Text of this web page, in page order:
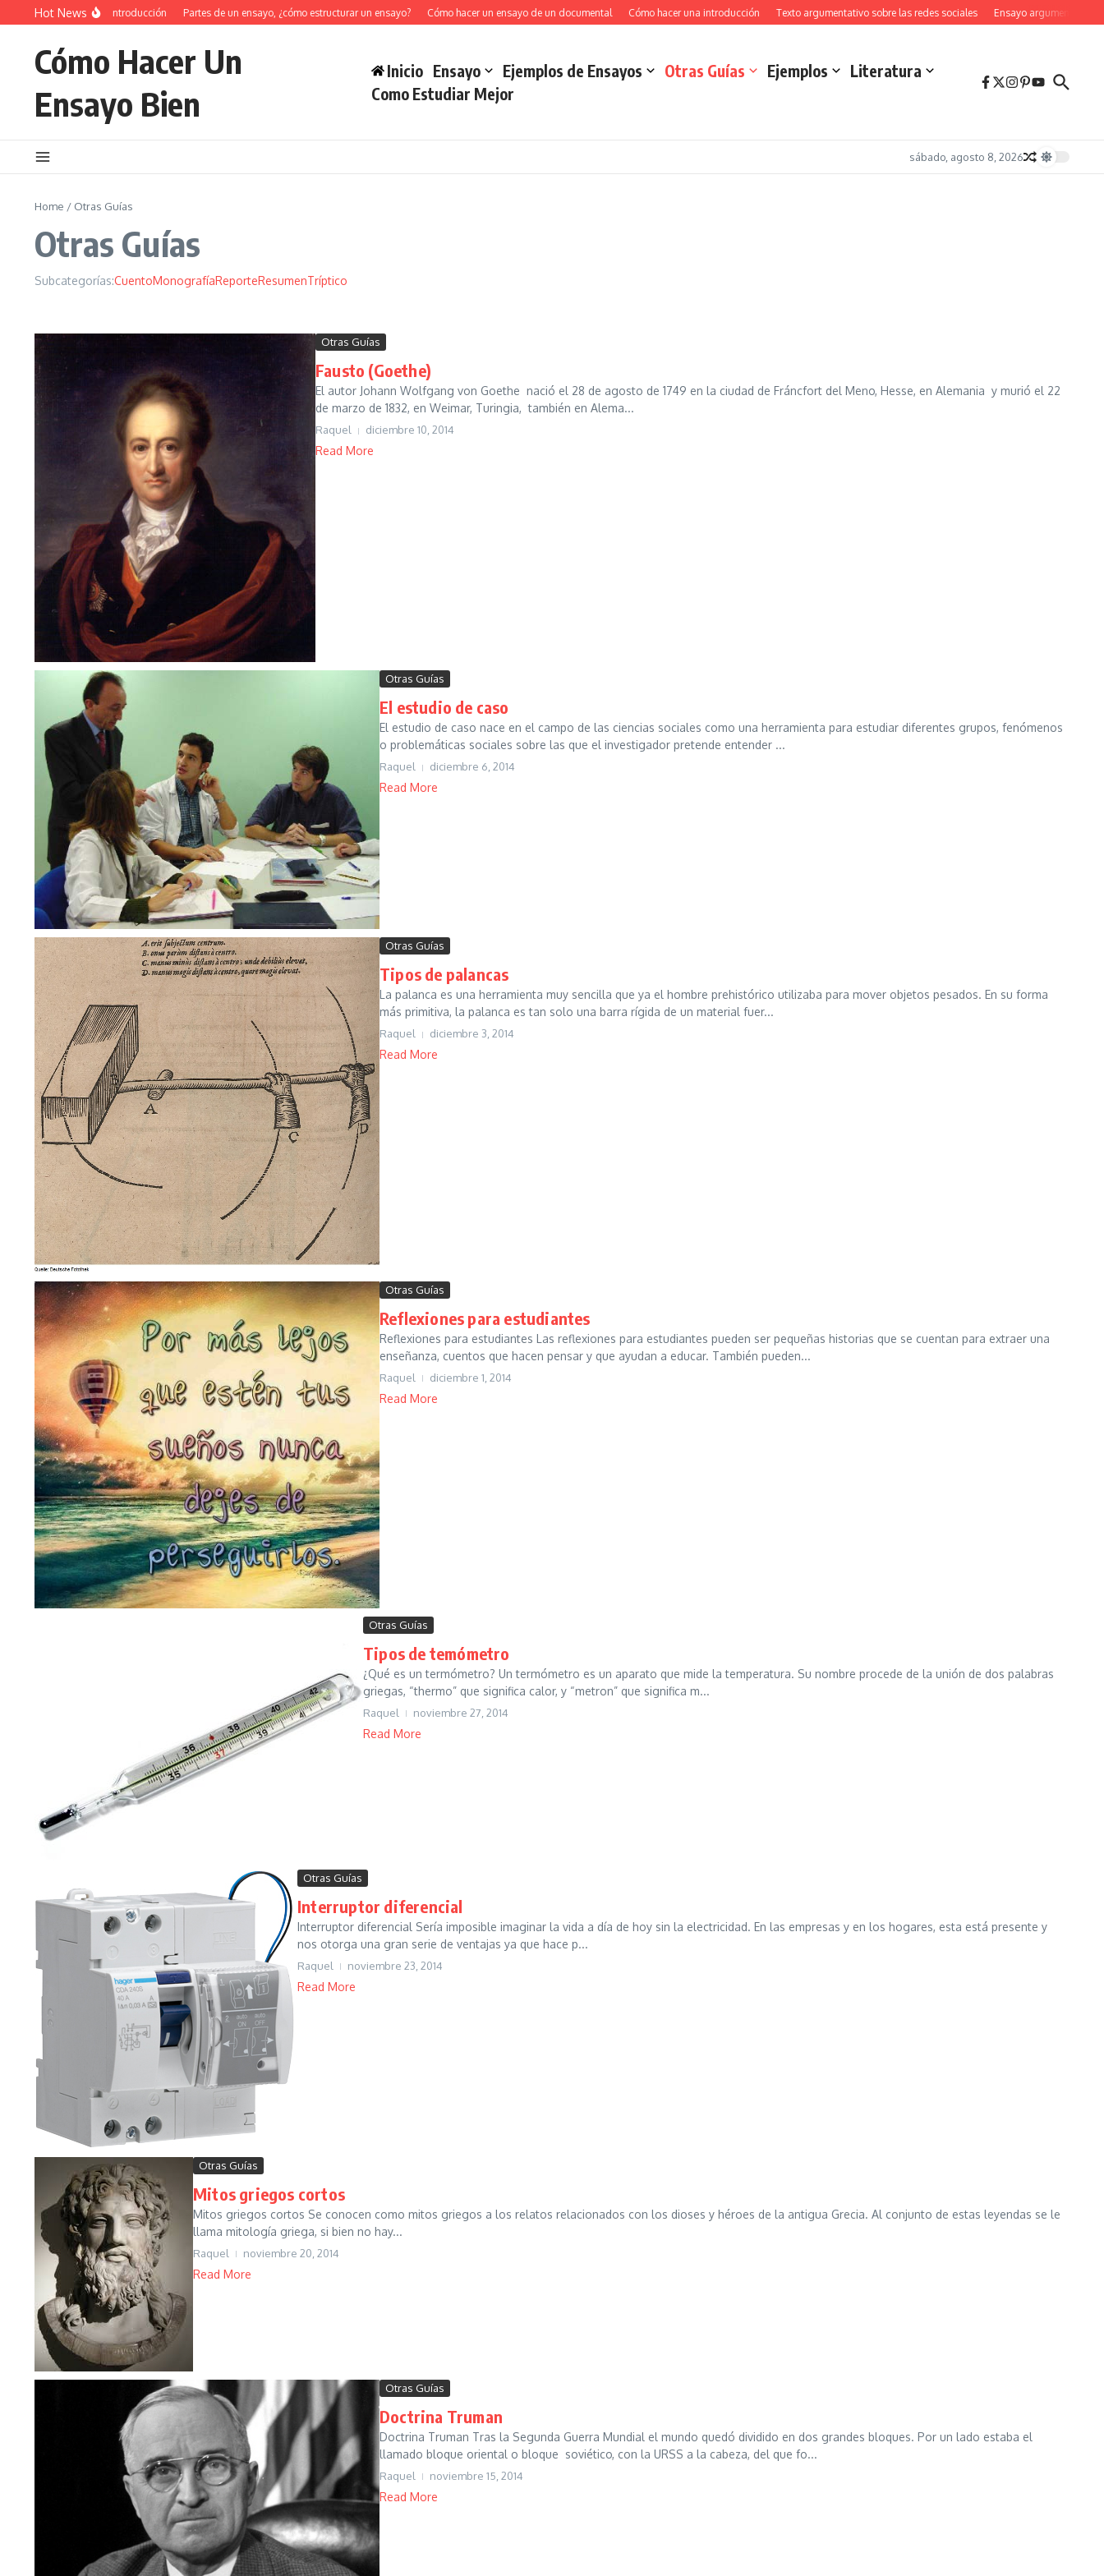
Saltar al contenido
Hot News
34 Ejemplos de introducción Partes de un ensayo, ¿cómo estructurar un ensayo? Cómo hacer un ensayo de un documental Cómo hacer una introducción Texto argumentativo sobre las redes sociales Ensayo argumentativo sobre
Cómo Hacer Un
Ensayo Bien
Inicio Ensayo Ejemplos de Ensayos Otras Guías Ejemplos
Literatura
Como Estudiar Mejor
sábado, agosto 8, 2026
Home / Otras Guías
Otras Guías
Subcategorías:CuentoMonografíaReporteResumenTríptico
Otras Guías
Fausto (Goethe)
El autor Johann Wolfgang von Goethe nació el 28 de agosto de 1749 en la ciudad de Fráncfort del Meno, Hesse, en Alemania y murió el 22
de marzo de 1832, en Weimar, Turingia, también en Alema...
Raquel diciembre 10, 2014
Read More
Otras Guías
El estudio de caso
El estudio de caso nace en el campo de las ciencias sociales como una herramienta para estudiar diferentes grupos, fenómenos
o problemáticas sociales sobre las que el investigador pretende entender ...
Raquel diciembre 6, 2014
Read More
Otras Guías
Tipos de palancas
La palanca es una herramienta muy sencilla que ya el hombre prehistórico utilizaba para mover objetos pesados. En su forma
más primitiva, la palanca es tan solo una barra rígida de un material fuer...
Raquel diciembre 3, 2014
Read More
Otras Guías
Reflexiones para estudiantes
Reflexiones para estudiantes Las reflexiones para estudiantes pueden ser pequeñas historias que se cuentan para extraer una
enseñanza, cuentos que hacen pensar y que ayudan a educar. También pueden...
Raquel diciembre 1, 2014
Read More
Otras Guías
Tipos de temómetro
¿Qué es un termómetro? Un termómetro es un aparato que mide la temperatura. Su nombre procede de la unión de dos palabras
griegas, “thermo” que significa calor, y “metron” que significa m...
Raquel noviembre 27, 2014
Read More
Otras Guías
Interruptor diferencial
Interruptor diferencial Sería imposible imaginar la vida a día de hoy sin la electricidad. En las empresas y en los hogares, esta está presente y
nos otorga una gran serie de ventajas ya que hace p...
Raquel noviembre 23, 2014
Read More
Otras Guías
Mitos griegos cortos
Mitos griegos cortos Se conocen como mitos griegos a los relatos relacionados con los dioses y héroes de la antigua Grecia. Al conjunto de estas leyendas se le
llama mitología griega, si bien no hay...
Raquel noviembre 20, 2014
Read More
Otras Guías
Doctrina Truman
Doctrina Truman Tras la Segunda Guerra Mundial el mundo quedó dividido en dos grandes bloques. Por un lado estaba el
llamado bloque oriental o bloque soviético, con la URSS a la cabeza, del que fo...
Raquel noviembre 15, 2014
Read More